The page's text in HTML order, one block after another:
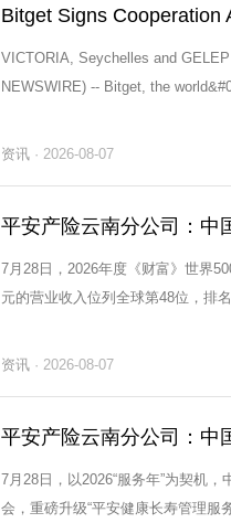
VICTORIA, Seychelles and
NEWSWIRE) -- Bitget, the
资讯 · 2026-08-07
7月28日，2026年度《财富》世界
元的营业收入位列全球第48位，排
资讯 · 2026-08-07
7月28日，以2026“服务年”为契机
会，重磅升级“平安健康长寿管理服